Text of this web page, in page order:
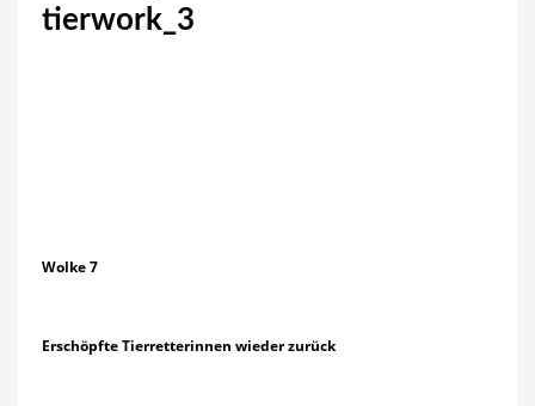
tierwork_3
Wolke 7
Erschöpfte Tierretterinnen wieder zurück